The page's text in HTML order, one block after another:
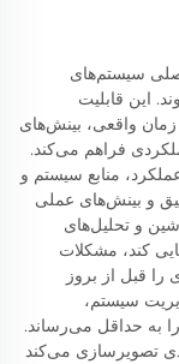
سیستم‌های
این قابلیت
زمان واقعی، بینش‌های
فراهم می‌کند.
منابع سیستم و
و بینش‌های عملی
و تحلیل‌های
کند، مشکلات
را قبل از بروز
سیستم،
به حداقل می‌رساند.
تصویرسازی می‌کند